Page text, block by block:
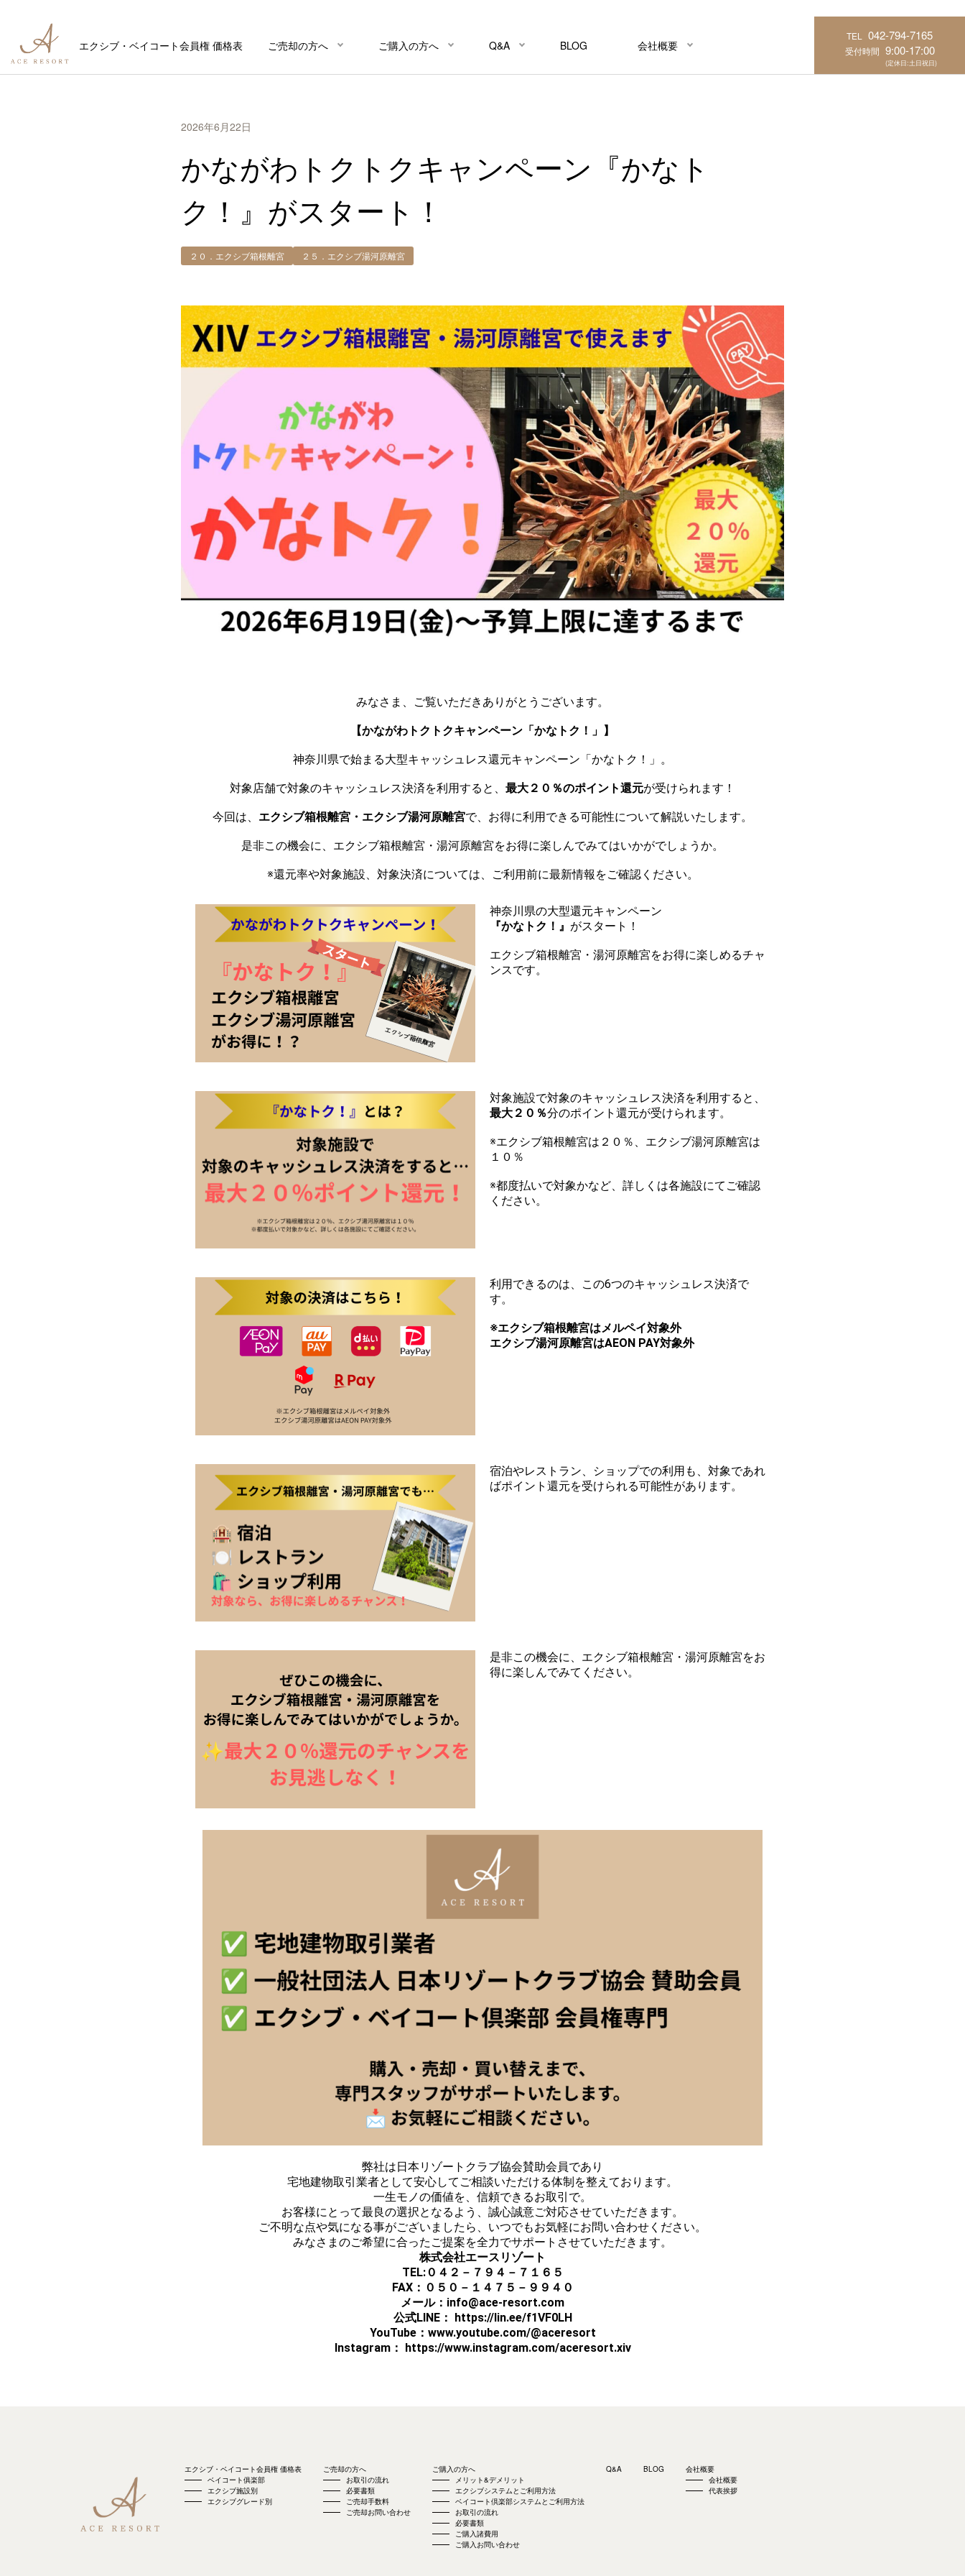
エクシブ・ベイコート会員権 価格表 ご売却の方へ ご購入の方へ Q&A BLOG 会社概要
TEL 042-794-7165
受付時間 9:00-17:00
(定休日:土日祝日)
2026年6月22日
かながわトクトクキャンペーン『かなト
ク！』がスタート！
２０．エクシブ箱根離宮 ２５．エクシブ湯河原離宮
みなさま、ご覧いただきありがとうございます。
【かながわトクトクキャンペーン「かなトク！」】
神奈川県で始まる大型キャッシュレス還元キャンペーン「かなトク！」。
対象店舗で対象のキャッシュレス決済を利用すると、 最大２０％のポイント還元が受けられます！
今回は、 エクシブ箱根離宮・エクシブ湯河原離宮で、お得に利用できる可能性について解説いたします。
是非この機会に、エクシブ箱根離宮・湯河原離宮をお得に楽しんでみてはいかがでしょうか。
※還元率や対象施設、対象決済については、ご利用前に最新情報をご確認ください。
神奈川県の大型還元キャンペーン
『かなトク！』 がスタート！
エクシブ箱根離宮・湯河原離宮をお得に楽しめるチャ
ンスです。
対象施設で対象のキャッシュレス決済を利用すると、
最大２０％分のポイント還元が受けられます。
※エクシブ箱根離宮は２０％、エクシブ湯河原離宮は
１０％
※都度払いで対象かなど、詳しくは各施設にてご確認
ください。
利用できるのは、この6つのキャッシュレス決済で
す。
※エクシブ箱根離宮はメルペイ対象外
エクシブ湯河原離宮はAEON PAY対象外
宿泊やレストラン、ショップでの利用も、対象であれ
ばポイント還元を受けられる可能性があります。
是非この機会に、エクシブ箱根離宮・湯河原離宮をお
得に楽しんでみてください。
弊社は日本リゾートクラブ協会賛助会員であり
宅地建物取引業者として安心してご相談いただける体制を整えております。
一生モノの価値を、信頼できるお取引で。
お客様にとって最良の選択となるよう、誠心誠意ご対応させていただきます。
ご不明な点や気になる事がございましたら、いつでもお気軽にお問い合わせください。
みなさまのご希望に合ったご提案を全力でサポートさせていただきます。
株式会社エースリゾート
TEL:０４２－７９４－７１６５
FAX：０５０－１４７５－９９４０
メール：info@ace-resort.com
公式LINE： https://lin.ee/f1VF0LH
YouTube： www.youtube.com/@aceresort
Instagram： https://www.instagram.com/aceresort.xiv
エクシブ・ベイコート会員権 価格表
ベイコート俱楽部
エクシブ施設別
エクシブグレード別
ご売却の方へ
お取引の流れ
必要書類
ご売却手数料
ご売却お問い合わせ
ご購入の方へ
メリット&デメリット
エクシブシステムとご利用方法
ベイコート倶楽部システムとご利用方法
お取引の流れ
必要書類
ご購入諸費用
ご購入お問い合わせ
Q&A BLOG
会社概要
会社概要
代表挨拶